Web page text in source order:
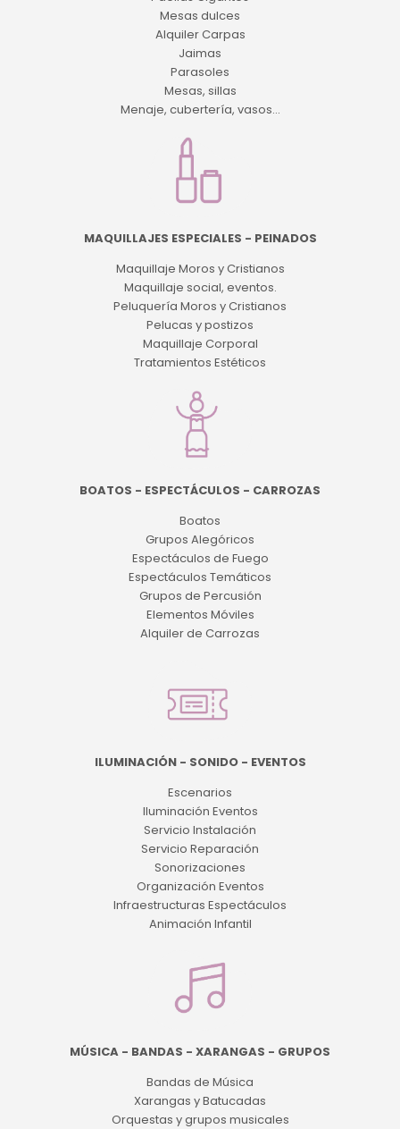
Mesas dulces
Alquiler Carpas
Jaimas
Parasoles
Mesas, sillas
Menaje, cubertería, vasos...
MAQUILLAJES ESPECIALES - PEINADOS
Maquillaje Moros y Cristianos
Maquillaje social, eventos.
Peluquería Moros y Cristianos
Pelucas y postizos
Maquillaje Corporal
Tratamientos Estéticos
BOATOS - ESPECTÁCULOS - CARROZAS
Boatos
Grupos Alegóricos
Espectáculos de Fuego
Espectáculos Temáticos
Grupos de Percusión
Elementos Móviles
Alquiler de Carrozas
ILUMINACIÓN - SONIDO - EVENTOS
Escenarios
Iluminación Eventos
Servicio Instalación
Servicio Reparación
Sonorizaciones
Organización Eventos
Infraestructuras Espectáculos
Animación Infantil
MÚSICA - BANDAS - XARANGAS - GRUPOS
Bandas de Música
Xarangas y Batucadas
Orquestas y grupos musicales